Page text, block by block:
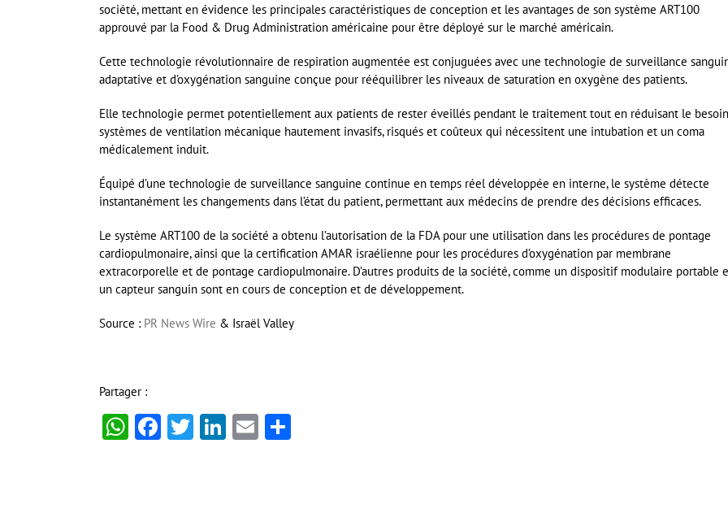
société, mettant en évidence les principales caractéristiques de conception et les avantages de son système ART100
approuvé par la Food & Drug Administration américaine pour être déployé sur le marché américain.
Cette technologie révolutionnaire de respiration augmentée est conjuguées avec une technologie de surveillance
adaptative et d’oxygénation sanguine conçue pour rééquilibrer les niveaux de saturation en oxygène des patients.
Elle technologie permet potentiellement aux patients de rester éveillés pendant le traitement tout en réduisant le
systèmes de ventilation mécanique hautement invasifs, risqués et coûteux qui nécessitent une intubation et un coma
médicalement induit.
Équipé d’une technologie de surveillance sanguine continue en temps réel développée en interne, le système détecte
instantanément les changements dans l’état du patient, permettant aux médecins de prendre des décisions efficaces.
Le système ART100 de la société a obtenu l’autorisation de la FDA pour une utilisation dans les procédures de pontage
cardiopulmonaire, ainsi que la certification AMAR israélienne pour les procédures d’oxygénation par membrane
extracorporelle et de pontage cardiopulmonaire. D’autres produits de la société, comme un dispositif modulaire portable
un capteur sanguin sont en cours de conception et de développement.
Source : PR News Wire & Israël Valley
Partager :
WhatsApp
Facebook
Twitter
LinkedIn
Email